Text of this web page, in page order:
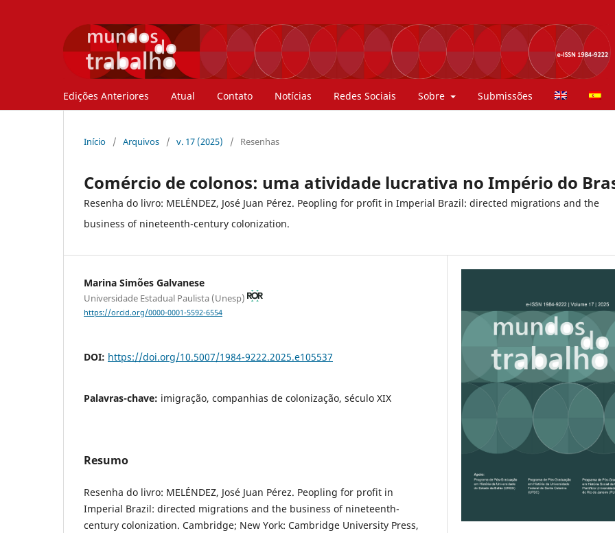
Edições Anteriores Atual Contato Notícias Redes Sociais Sobre Submissões
Início / Arquivos / v. 17 (2025) / Resenhas
Comércio de colonos: uma atividade lucrativa no Império do
Resenha do livro: MELÉNDEZ, José Juan Pérez. Peopling for profit in Imperial Brazil: directed migrations and the
business of nineteenth-century colonization.
Marina Simões Galvanese
Universidade Estadual Paulista (Unesp)
https://orcid.org/0000-0001-5592-6554
DOI: https://doi.org/10.5007/1984-9222.2025.e105537
Palavras-chave: imigração, companhias de colonização, século XIX
Resumo
Resenha do livro: MELÉNDEZ, José Juan Pérez. Peopling for profit in
Imperial Brazil: directed migrations and the business of nineteenth-
century colonization. Cambridge; New York: Cambridge University Press,